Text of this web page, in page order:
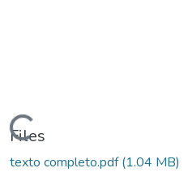
Files
texto completo.pdf(1.04 MB)